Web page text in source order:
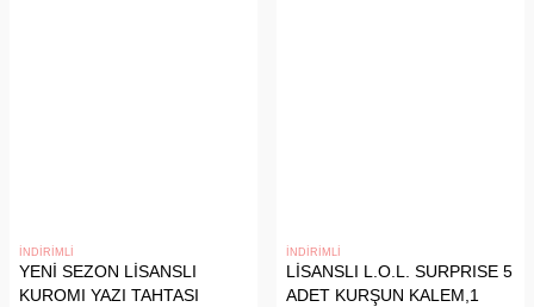
İNDİRİMLİ
YENİ SEZON LİSANSLI
KUROMI YAZI TAHTASI
İNDİRİMLİ
LİSANSLI L.O.L. SURPRISE 5
ADET KURŞUN KALEM,1